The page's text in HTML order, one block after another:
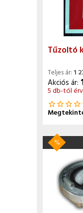
Tűzoltó
Teljes ár: 1
Akciós ár:
5 db-tól
star_borderstar_borderstar_borderstar_border
%